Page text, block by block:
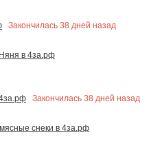
Закончилась 38 дней назад
в 4за.рф
Закончилась 38 дней назад
снеки в 4за.рф